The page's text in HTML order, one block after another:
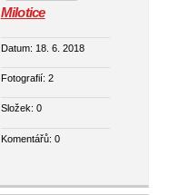
Milotice
Datum: 18. 6. 2018
Fotografií: 2
Složek: 0
Komentářů: 0